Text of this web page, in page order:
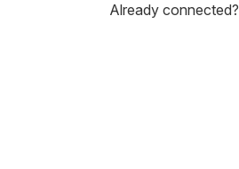
Already connected?